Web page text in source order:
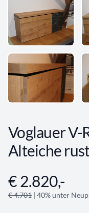
Voglauer V-
Alteiche
Angebotsinformationen
€ 2.820,-
€ 4.701 | 40% unter